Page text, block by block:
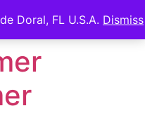
Doral, FL U.S.A. Dismiss
-